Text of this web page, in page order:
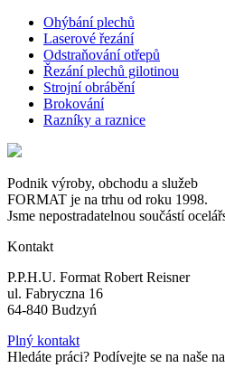
Ohýbání plechů
Laserové řezání
Odstraňování otřepů
Řezání plechů gilotinou
Strojní obrábění
Brokování
Razníky a raznice
Podnik výroby, obchodu a služeb
FORMAT je na trhu od roku 1998.
Jsme nepostradatelnou součástí
Kontakt
P.P.H.U. Format Robert Reisner
ul. Fabryczna 16
64-840 Budzyń
Plný kontakt
Hledáte práci? Podívejte se na naše